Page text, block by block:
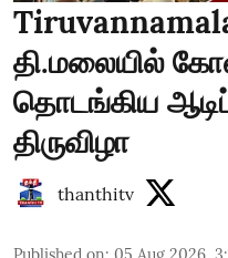
தி.மலையில்
தொடங்கிய
திருவிழா
thanthitv